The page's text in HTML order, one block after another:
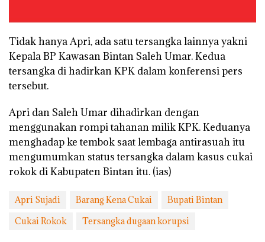
Tidak hanya Apri, ada satu tersangka lainnya yakni
Kepala BP Kawasan Bintan Saleh Umar. Kedua
tersangka di hadirkan KPK dalam konferensi pers
tersebut.
Apri dan Saleh Umar dihadirkan dengan
menggunakan rompi tahanan milik KPK. Keduanya
menghadap ke tembok saat lembaga antirasuah itu
mengumumkan status tersangka dalam kasus cukai
rokok di Kabupaten Bintan itu. (ias)
Apri Sujadi Barang Kena Cukai
Bupati Bintan
Cukai Rokok
Tersangka dugaan korupsi